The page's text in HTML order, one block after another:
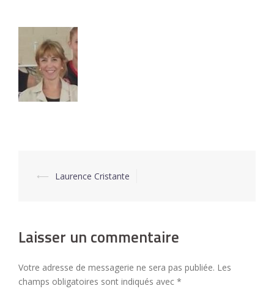
Navigation
⟵ Laurence Cristante
Laisser un commentaire
Votre adresse de messagerie ne sera pas publiée. Les
champs obligatoires sont indiqués avec *